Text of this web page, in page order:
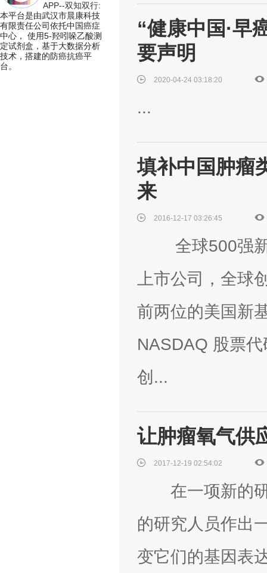
APP--双知双行:
本平台是由武汉市晨康科技
有限责任公司依托中国癌症
中心， 使用5-羟吲哚乙酸测
定试剂盒，基于大数据分析
技术，搭建的防癌抗癌平
台。
“健康中国·早
要声明
2020-04-24 03:18:20
...
填补中国肿瘤
来
2016-12-17 03:26:45
全球500强新
上市公司，全球
前两位的美国新
NASDAQ 股票
创...
让肿瘤氧气供
2017-12-19 02:54:02
在一项新的研
的研究人员作出
变它们的基因表